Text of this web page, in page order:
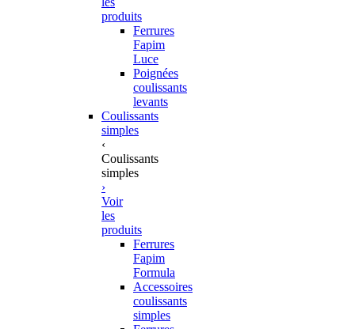
produits
Ferrures
Fapim
Luce
Poignées
coulissants
levants
Coulissants
simples
‹
Coulissants
simples
›
Voir
les
produits
Ferrures
Fapim
Formula
Accessoires
coulissants
simples